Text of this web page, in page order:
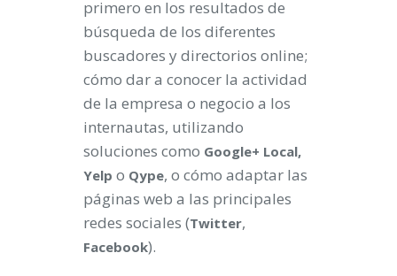
primero en los resultados de
búsqueda de los diferentes
buscadores y directorios online;
cómo dar a conocer la actividad
de la empresa o negocio a los
internautas, utilizando
soluciones como Google+ Local,
Yelp o Qype, o cómo adaptar las
páginas web a las principales
redes sociales (Twitter,
Facebook).